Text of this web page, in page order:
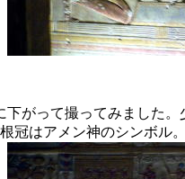
下がって撮ってみました
冠はアメン神のシンボル